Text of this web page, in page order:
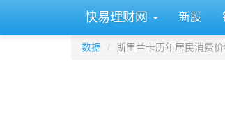
快易理财网 新股
数据 斯里兰卡历年居民消费